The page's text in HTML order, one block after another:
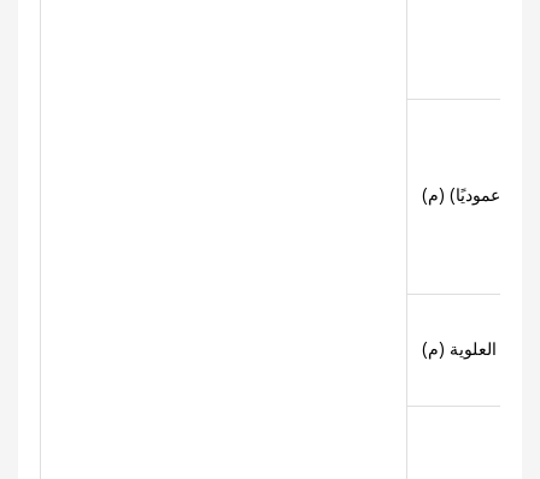
عموديًا) (م)
العلوية (م)